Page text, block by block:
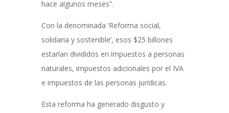
hace algunos meses”.
Con la denominada ‘Reforma social,
solidaria y sostenible’, esos $25 billones
estarían divididos en impuestos a personas
naturales, impuestos adicionales por el IVA
e impuestos de las personas jurídicas.
Esta reforma ha generado disgusto y